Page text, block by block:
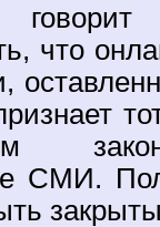
что
СМИ.